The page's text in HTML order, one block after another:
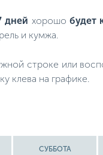
дней хорошо будет
и кумжа.
строке или
клева на графике.
СУББОТА